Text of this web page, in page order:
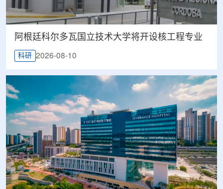
阿根廷科尔多瓦国立技术大学将开设核工程专业
科研 2026-08-10